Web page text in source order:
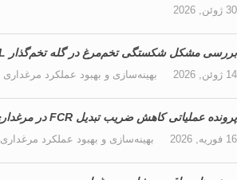
30 ژوئن, 2026
بررسی مشکل شکستگی تخم‌مرغ در گله تخم‌گذار LSL استان فارس
14 ژوئن, 2026 بهینه‌سازی و بهبود عملکرد مرغداری
پرونده عملیاتی کاهش ضریب تبدیل FCR در مرغداری گوشتی
16 فوریه, 2026 بهینه‌سازی و بهبود عملکرد مرغداری